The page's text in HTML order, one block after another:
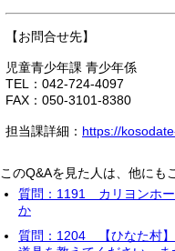
【お問合せ先】
児童青少年課 青少年係
TEL：042-724-4097
FAX：050-3101-8380
担当課詳細： https://
このQ&Aを見た人は、他にも
質問：1191 カリヨンホー
か
質問：1204 【ひなた村】